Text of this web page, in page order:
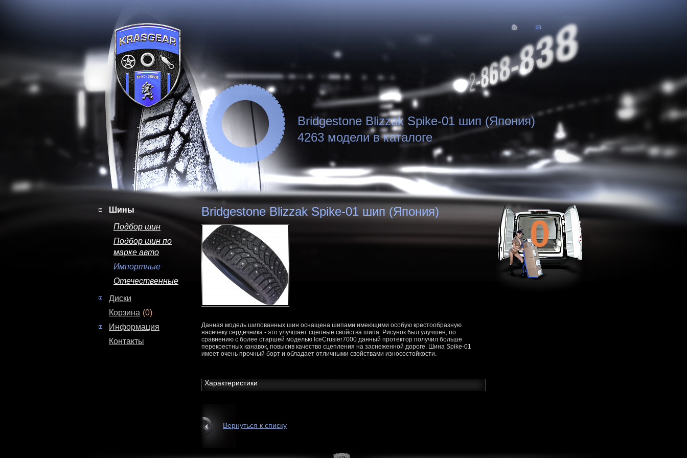
Bridgestone Blizzak Spike-01 шип (Япония)
4263 модели в каталоге
Шины
Подбор шин
Подбор шин по
марке авто
Импортные
Отечественные
Диски
Корзина (0)
Информация
Контакты
0
Bridgestone Blizzak Spike-01 шип (Япония)
Данная модель шипованных шин оснащена шипами имеющими особую крестообразную
насечеку сердечника - это улучшает сцепные свойства шипа. Рисунок был улучшен, по
сравнению с более старшей моделью IceCrusier7000 данный протектор получил больше
перекрестных канавок, повысив качество сцепления на заснеженной дороге. Шина Spike-01
имеет очень прочный борт и обладает отличными свойствами износостойкости.
Характеристики
Вернуться к списку